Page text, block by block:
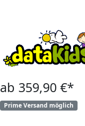
ab 359,90 €*
Prime Versand möglich